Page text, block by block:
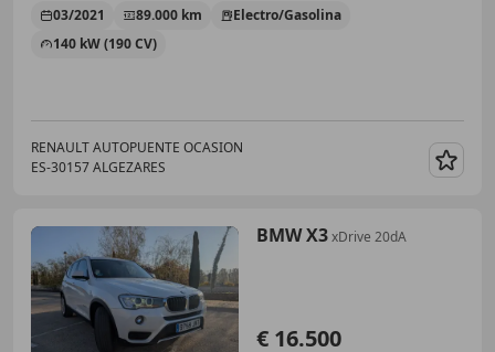
03/2021 89.000 km
Electro/Gasolina
140 kW (190 CV)
RENAULT AUTOPUENTE OCASION
ES-30157 ALGEZARES
BMW X3xDrive 20dA
€ 16.500